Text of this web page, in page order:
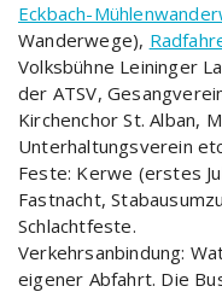
Eckbach-
Wanderwege),
Volksbühne Leininger
der ATSV,
Kirchenchor St. Alban,
Unterhaltungsverein
Feste: Kerwe (erstes
Fastnacht,
Schlachtfeste.
Verkehrsanbindung:
eigener Abfahrt. Die